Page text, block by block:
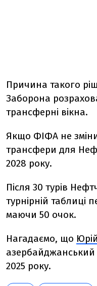
Причина такого
Заборона
трансферні вікна.
Якщо ФІФА не
трансфери для
2028 року.
Після 30 турів
турнірній таблиці
маючи 50 очок.
Нагадаємо, що
азербайджанський
2025 року.